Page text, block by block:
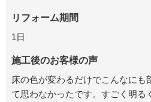
リフォーム期間
1日
施工後のお客様の声
床の色が変わるだけでこんなにも
て思わなかったです。すごく明る